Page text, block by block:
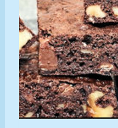
O
R
T
E